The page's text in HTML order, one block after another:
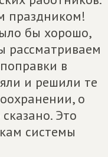
праздником!
бы хорошо,
рассматриваем
в
и решили те
о
Это
системы